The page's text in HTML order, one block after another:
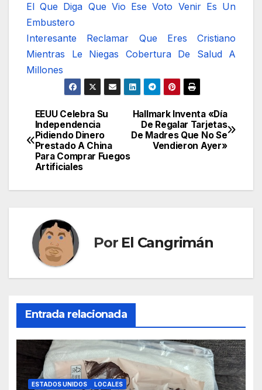
El Que Diga Que Vio Ese Voto Venir Es Un
Embustero
Interesante Reclamar Que Eres Cristiano
Mientras Le Niegas Cobertura De Salud A
Millones
Navegación
de
entradas
Hallmark Inventa «Día
De Regalar Tarjetas
De Madres Que No Se
Vendieron Ayer»
EEUU Celebra Su
Independencia
Pidiendo Dinero
Prestado A China
Para Comprar Fuegos
Artificiales
Por El Cangrimán
Entrada relacionada
ESTADOS UNIDOS LOCALES